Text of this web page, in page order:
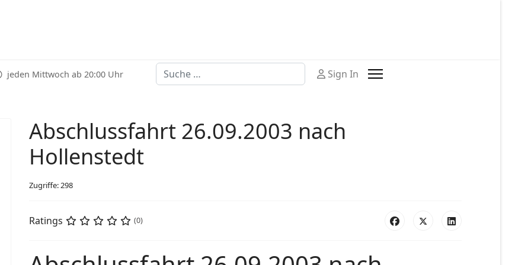
jeden Mittwoch ab 20:00 Uhr Suchen Sign In
Abschlussfahrt 26.09.2003 nach
Hollenstedt
Zugriffe: 298
Ratings (0)